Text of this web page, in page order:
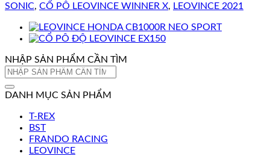
SONIC, CỔ PÔ LEOVINCE WINNER X, LEOVINCE 2021
NHẬP SẢN PHẨM CẦN TÌM
Tìm
DANH MỤC SẢN PHẨM
T-REX
BST
FRANDO RACING
LEOVINCE